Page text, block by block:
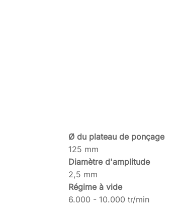
Ø du plateau de ponçage
125 mm
Diamètre d'amplitude
2,5 mm
Régime à vide
6.000 - 10.000 tr/min